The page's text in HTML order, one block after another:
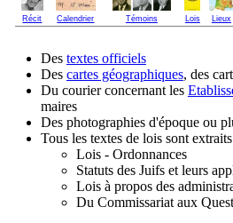
Récit Calendrier Témoins Lois Lieux
Des textes officiels
Des cartes géographiques, des
Du courier concernant les
maires
Des photographies d'époque ou
Tous les textes de lois sont
Lois - Ordonnances
Statuts des Juifs et leurs
Lois à propos des
Du Commissariat aux